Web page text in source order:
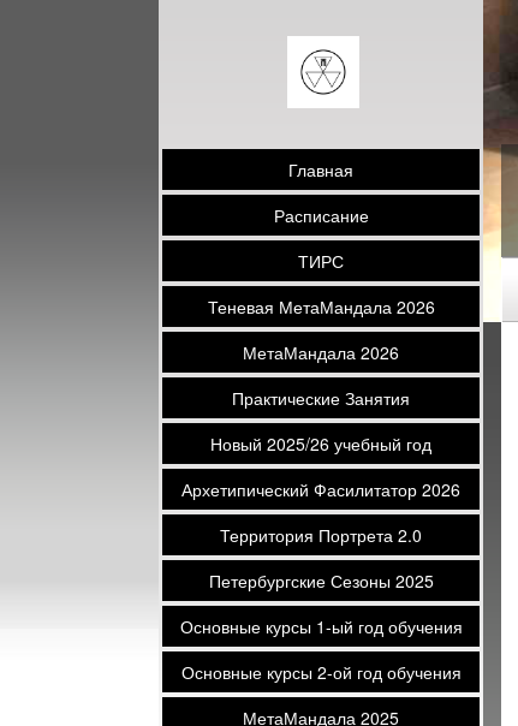
Главная
Расписание
ТИРС
Теневая МетаМандала 2026
МетаМандала 2026
Практические Занятия
Новый 2025/26 учебный год
Архетипический Фасилитатор 2026
Территория Портрета 2.0
Петербургские Сезоны 2025
Основные курсы 1-ый год обучения
Основные курсы 2-ой год обучения
МетаМандала 2025